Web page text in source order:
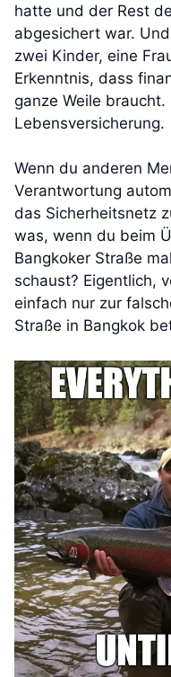
hatte und der Rest
abgesichert war.
zwei Kinder, eine
Erkenntnis, dass
ganze Weile
Lebensversicherung.
Wenn du anderen
Verantwortung
das Sicherheitsnetz
was, wenn du beim
Bangkoker Straße
schaust? Eigentlich,
einfach nur zur
Straße in Bangkok